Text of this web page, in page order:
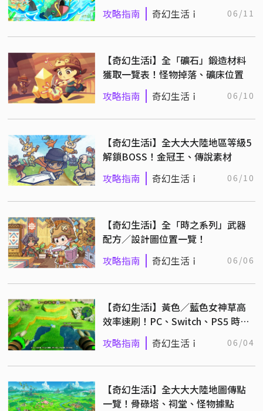
攻略指南 奇幻生活ｉ 06/11
【奇幻生活i】全「礦石」鍛造材料
獲取一覽表！怪物掉落、礦床位置
攻略指南 奇幻生活ｉ 06/10
【奇幻生活i】全大大大陸地區等級5
解鎖BOSS！金冠王、傳說素材
攻略指南 奇幻生活ｉ 06/10
【奇幻生活i】全「時之系列」武器
配方／設計圖位置一覽！
攻略指南 奇幻生活ｉ 06/06
【奇幻生活i】黃色／藍色女神草高
效率速刷！PC、Switch、PS5 時間
設定教學
攻略指南 奇幻生活ｉ 06/04
【奇幻生活i】全大大大陸地圖傳點
一覽！骨碌塔、祠堂、怪物據點